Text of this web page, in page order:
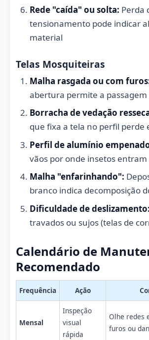
Rede "caída" ou solta: Perda
tensionamento pode indicar
material
Telas Mosquiteiras
Malha rasgada ou com
abertura permite a passagem
Borracha de vedação
que fixa a tela no perfil perde
Perfil de alumínio
vãos por onde insetos entram
Malha "enfarinhando":
branco indica decomposição
Dificuldade de deslizamento:
travados ou sujos (telas de
Calendário de
Recomendado
Frequência Ação
Mensal
Inspeção
visual
rápida
Olhe redes
furos ou